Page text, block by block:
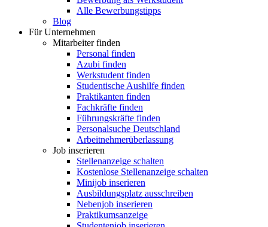
Alle Bewerbungstipps
Blog
Für Unternehmen
Mitarbeiter finden
Personal finden
Azubi finden
Werkstudent finden
Studentische Aushilfe finden
Praktikanten finden
Fachkräfte finden
Führungskräfte finden
Personalsuche Deutschland
Arbeitnehmerüberlassung
Job inserieren
Stellenanzeige schalten
Kostenlose Stellenanzeige schalten
Minijob inserieren
Ausbildungsplatz ausschreiben
Nebenjob inserieren
Praktikumsanzeige